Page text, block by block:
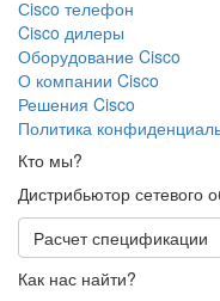
Сisco телефон
Cisco дилеры
Оборудование Cisco
О компании Cisco
Решения Cisco
Политика
Кто мы?
Дистрибьютор сетевого
Расчет спецификации
Как нас найти?